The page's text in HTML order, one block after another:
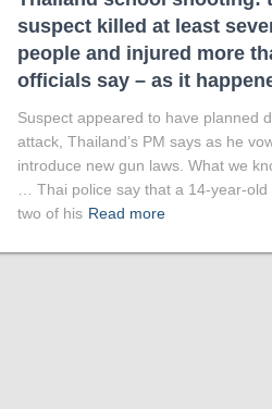
suspect killed at least
people and injured more
officials say – as it
Suspect appeared to have planned
attack, Thailand’s PM says as he
introduce new gun laws. What we
… Thai police say that a 14-year-old
two of his Read more